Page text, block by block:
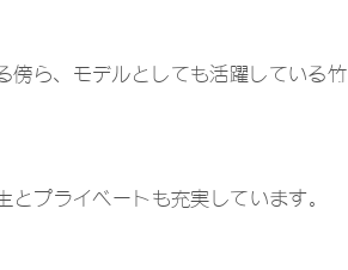
ら、モデルとしても活躍している竹
プライベートも充実しています。